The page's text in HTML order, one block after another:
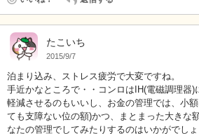
たこいち
2015/9/7
泊まり込み、ストレス疲労で大変ですね。
手近かなところで・・コンロはIH(電磁調理器)
軽減させるのもいいし、お金の管理では、小
ても支障ない位の額)かつ、まとまった大きな
なたの管理でしてみたりするのはいかがでしょ